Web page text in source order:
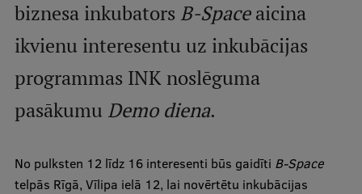
Maģistra studiju programmas
Doktorantūra
Rezidentūra
Uzņemšana
biznesa inkubators B-Spaceaicina
ikvienu interesentu uz inkubācijas
programmas INK noslēguma
pasākumu Demo diena.
No pulksten 12 līdz 16 interesenti būs gaidīti B-Space
telpās Rīgā, Vīlipa ielā 12, lai novērtētu inkubācijas